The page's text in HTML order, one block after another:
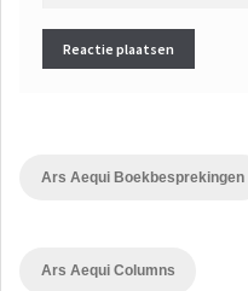
Ars Aequi Boekbesprekingen
Ars Aequi Columns